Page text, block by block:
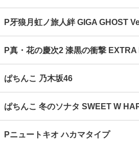
P牙狼月虹ノ旅人絆 GIGA GHOST
P真・花の慶次2 漆黒の衝撃 EXTRA
ぱちんこ 乃木坂46
ぱちんこ 冬のソナタ SWEET W
Pニュートキオ ハカマタイプ